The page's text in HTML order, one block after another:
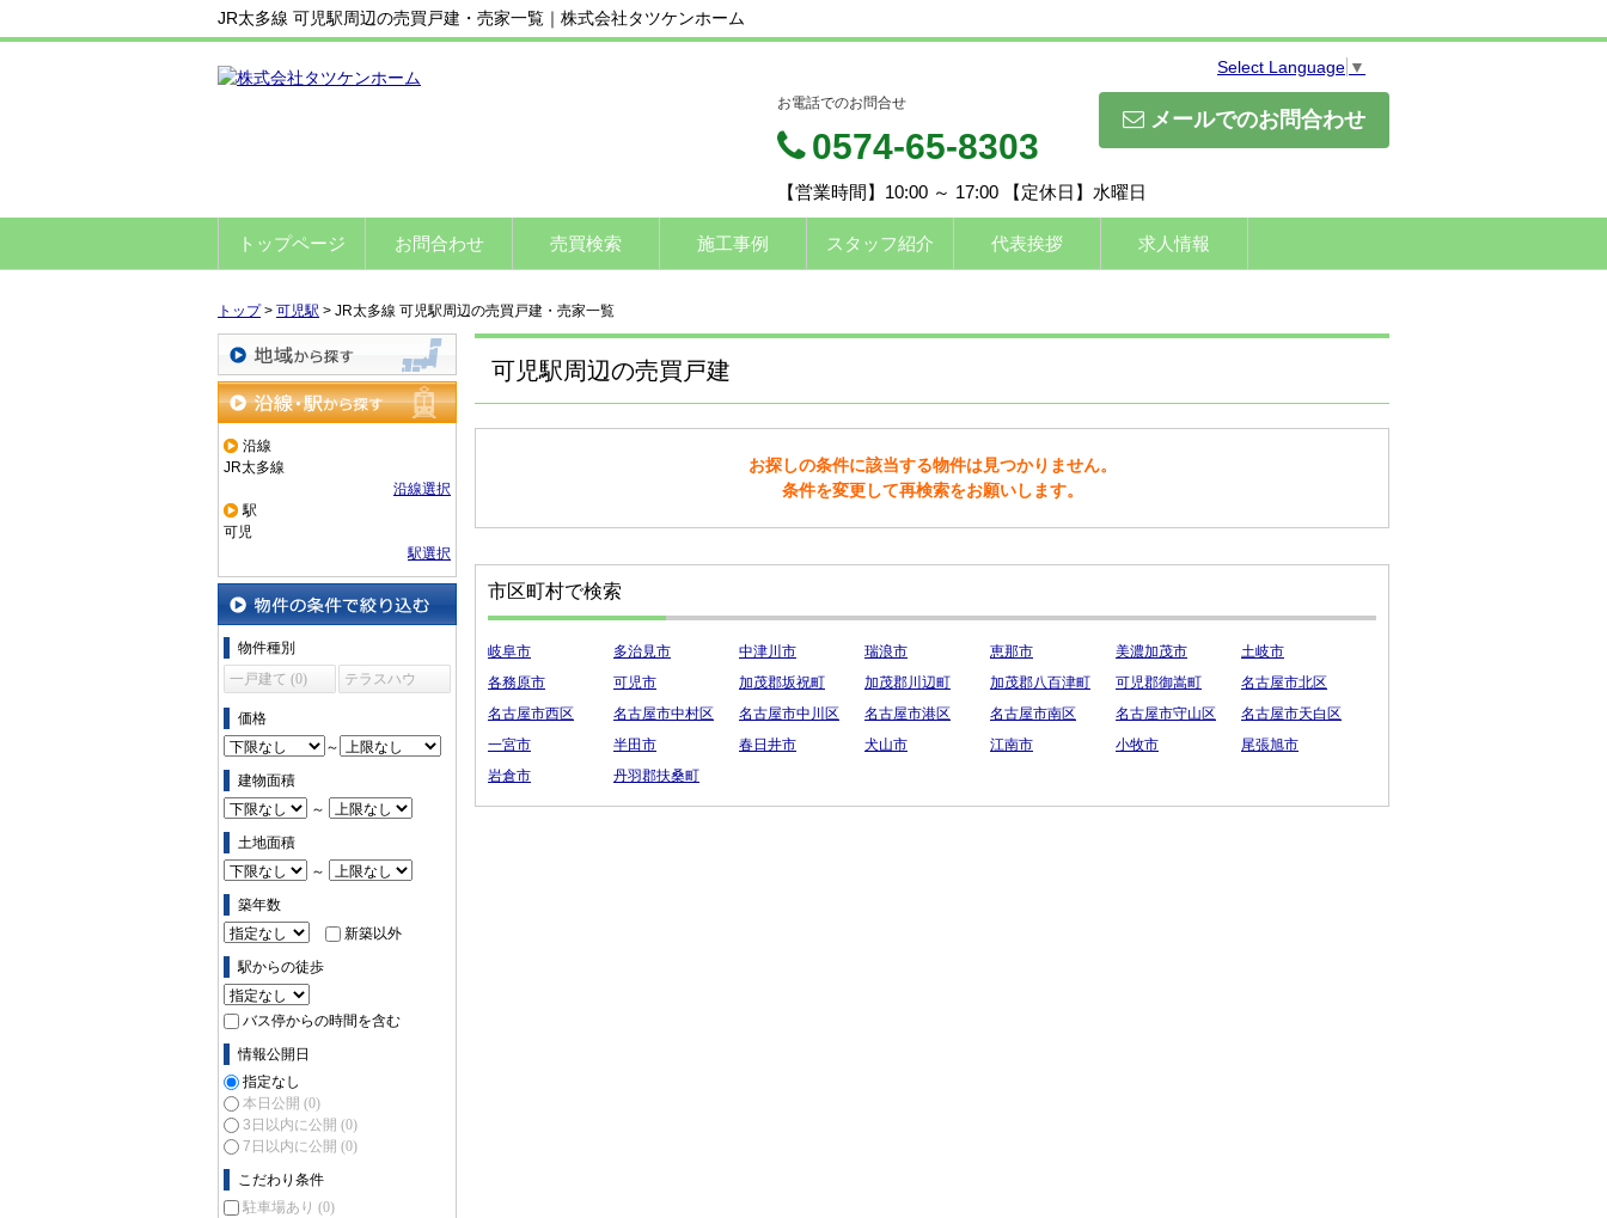
JR太多線 可児駅周辺の売買戸建・売家一覧｜株式会社タツケンホーム
Select Language ▼
メールでのお問合わせ
お電話でのお問合せ
0574-65-8303
【営業時間】10:00 ～ 17:00 【定休日】水曜日
トップページ お問合わせ 売買検索 施工事例 スタッフ紹介 代表挨拶 求人情報
トップ> 可児駅 > JR太多線 可児駅周辺の売買戸建・売家一覧
地域から探す
沿線・駅から探す
沿線
JR太多線
沿線選択
駅
可児
駅選択
物件の条件で絞り込む
物件種別
一戸建て (0)
テラスハウ
価格
～
建物面積
～
土地面積
～
築年数
新築以外
駅からの徒歩
バス停からの時間を含む
情報公開日
指定なし
本日公開 (0)
3日以内に公開 (0)
7日以内に公開 (0)
こだわり条件
駐車場あり (0)
可児駅周辺の売買戸建
お探しの条件に該当する物件は見つかりません。
条件を変更して再検索をお願いします。
市区町村で検索
岐阜市 多治見市 中津川市 瑞浪市 恵那市 美濃加茂市
土岐市
各務原市
可児市 加茂郡坂祝町 加茂郡川辺町 加茂郡八百津町 可児郡御嵩町
名古屋市北区
名古屋市西区
名古屋市中村区 名古屋市中川区 名古屋市港区 名古屋市南区 名古屋市守山区
名古屋市天白区
一宮市
半田市 春日井市 犬山市 江南市 小牧市
尾張旭市
岩倉市
丹羽郡扶桑町